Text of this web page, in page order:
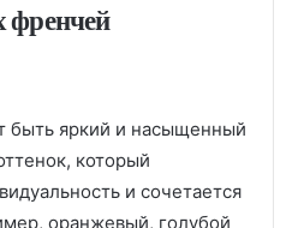
френчей
быть яркий и насыщенный
который
и сочетается
оранжевый, голубой